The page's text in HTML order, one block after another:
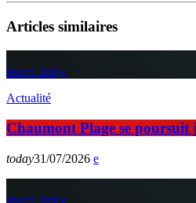
Articles similaires
insert_link
Actualité
Chaumont Plage se poursuit
today31/07/2026
insert_link